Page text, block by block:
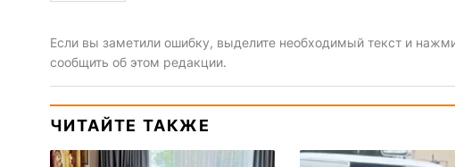
Если вы заметили ошибку, выделите необходимый текст и
сообщить об этом редакции.
ЧИТАЙТЕ ТАКЖЕ